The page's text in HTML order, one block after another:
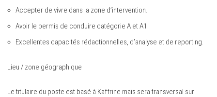
Accepter de vivre dans la zone d’intervention.
Avoir le permis de conduire catégorie A et A1
Excellentes capacités rédactionnelles, d’analyse et de reporting.
Lieu / zone géographique
Le titulaire du poste est basé à Kaffrine mais sera transversal sur